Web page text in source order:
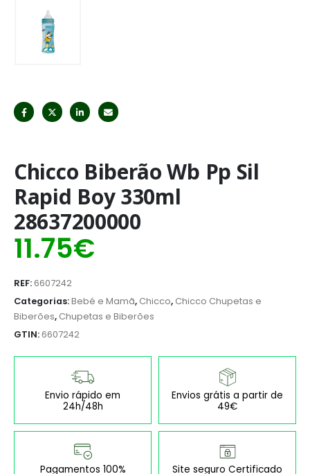
Chicco Biberão Wb Pp Sil
Rapid Boy 330ml
28637200000
11.75€
REF:6607242
Categorias:Bebé e Mamã, Chicco, Chicco Chupetas e
Biberões, Chupetas e Biberões
GTIN:6607242
Envio rápido em
24h/48h
Envios grátis a partir de
49€
Pagamentos 100%
Site seguro Certificado